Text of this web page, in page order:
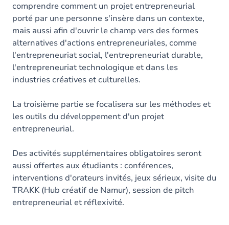
comprendre comment un projet entrepreneurial
porté par une personne s'insère dans un contexte,
mais aussi afin d'ouvrir le champ vers des formes
alternatives d'actions entrepreneuriales, comme
l'entrepreneuriat social, l'entrepreneuriat durable,
l'entrepreneuriat technologique et dans les
industries créatives et culturelles.
La troisième partie se focalisera sur les méthodes et
les outils du développement d'un projet
entrepreneurial.
Des activités supplémentaires obligatoires seront
aussi offertes aux étudiants : conférences,
interventions d'orateurs invités, jeux sérieux, visite du
TRAKK (Hub créatif de Namur), session de pitch
entrepreneurial et réflexivité.